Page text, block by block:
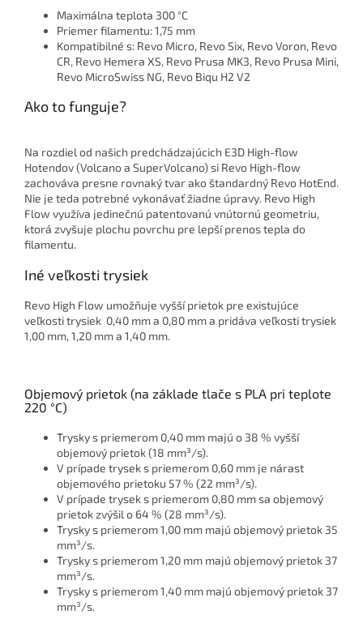
Maximálna teplota 300 °C
Priemer filamentu: 1,75 mm
Kompatibilné s: Revo Micro, Revo Six, Revo Voron, Revo
CR, Revo Hemera XS, Revo Prusa MK3, Revo Prusa Mini,
Revo MicroSwiss NG, Revo Biqu H2 V2
Ako to funguje?
Na rozdiel od našich predchádzajúcich E3D High-flow
Hotendov (Volcano a SuperVolcano) si Revo High-flow
zachováva presne rovnaký tvar ako štandardný Revo HotEnd.
Nie je teda potrebné vykonávať žiadne úpravy. Revo High
Flow využíva jedinečnú patentovanú vnútornú geometriu,
ktorá zvyšuje plochu povrchu pre lepší prenos tepla do
filamentu.
Iné veľkosti trysiek
Revo High Flow umožňuje vyšší prietok pre existujúce
veľkosti trysiek 0,40 mm a 0,80 mm a pridáva veľkosti trysiek
1,00 mm, 1,20 mm a 1,40 mm.
Objemový prietok (na základe tlače s PLA pri teplote
220 °C)
Trysky s priemerom 0,40 mm majú o 38 % vyšší
objemový prietok (18 mm³/s).
V prípade trysek s priemerom 0,60 mm je nárast
objemového prietoku 57 % (22 mm³/s).
V prípade trysek s priemerom 0,80 mm sa objemový
prietok zvýšil o 64 % (28 mm³/s).
Trysky s priemerom 1,00 mm majú objemový prietok 35
mm³/s.
Trysky s priemerom 1,20 mm majú objemový prietok 37
mm³/s.
Trysky s priemerom 1,40 mm majú objemový prietok 37
mm³/s.